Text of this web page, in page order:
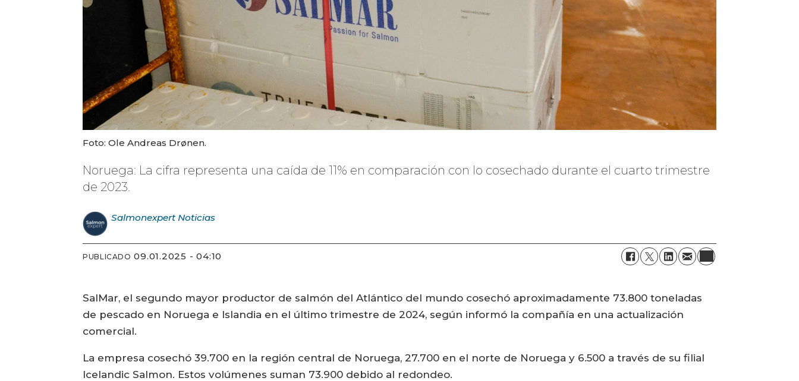
Foto: Ole Andreas Drønen.
Noruega: La cifra representa una caída de 11% en comparación con lo cosechado durante el cuarto trimestre
de 2023.
Salmonexpert Noticias
PUBLICADO 09.01.2025 - 04:10
SalMar, el segundo mayor productor de salmón del Atlántico del mundo cosechó aproximadamente 73.800 toneladas
de pescado en Noruega e Islandia en el último trimestre de 2024, según informó la compañía en una actualización
comercial.
La empresa cosechó 39.700 en la región central de Noruega, 27.700 en el norte de Noruega y 6.500 a través de su filial
Icelandic Salmon. Estos volúmenes suman 73.900 debido al redondeo.